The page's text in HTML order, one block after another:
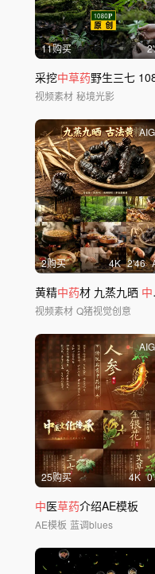
11购买
采挖中草药野生三七
视频素材 秘境光影
2购买 4K 2'46
黄精中药材 九蒸九晒 中
视频素材 Q猪视觉创意
25购买 4K
中医草药介绍AE模板
AE模板 蓝调blues